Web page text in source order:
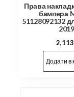
Права
бампера
51128092132
2,113
Додати в